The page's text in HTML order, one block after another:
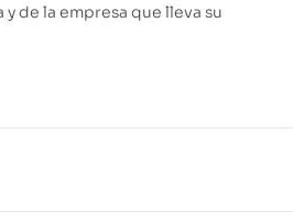
de la empresa que lleva su